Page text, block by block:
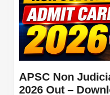
APSC Non
2026 Out –